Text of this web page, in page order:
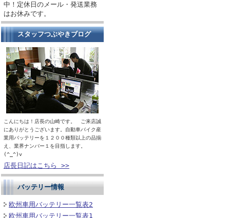
中！定休日のメール・発送業務
はお休みです。
スタッフつぶやきブログ
こんにちは！店長の山崎です。 ご来店誠
にありがとうございます。自動車バイク産
業用バッテリーを１２００種類以上の品揃
え、業界ナンバー１を目指します。
(^_^)v
店長日記はこちら >>
バッテリー情報
欧州車用バッテリー一覧表2
欧州車用バッテリー一覧表1